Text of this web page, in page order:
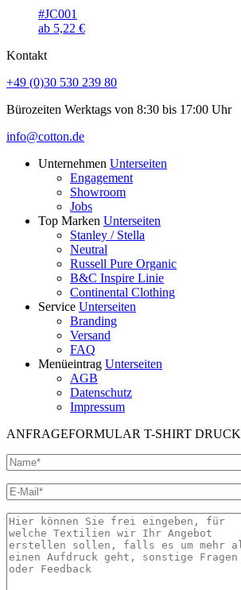
#JC001
ab 5,22 €
Kontakt
+49 (0)30 530 239 80
Bürozeiten Werktags von 8:30 bis 17:00 Uhr
info@cotton.de
Unternehmen Unterseiten
Engagement
Showroom
Jobs
Top Marken Unterseiten
Stanley / Stella
Neutral
Russell Pure Organic
B&C Inspire Linie
Continental Clothing
Service Unterseiten
Branding
Versand
FAQ
Menüeintrag Unterseiten
AGB
Datenschutz
Impressum
ANFRAGEFORMULAR T-SHIRT DRUCK